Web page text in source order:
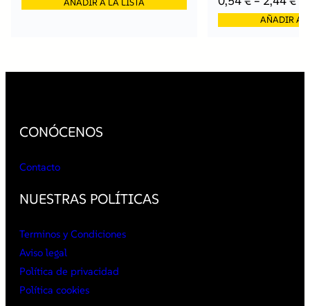
AÑADIR A
CONÓCENOS
Contacto
NUESTRAS POLÍTICAS
Terminos y Condiciones
Aviso legal
Política de privacidad
Política cookies